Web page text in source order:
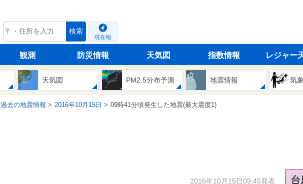
tenki.jp 検索
現在地
観測 防災情報 天気図 指数情報 レジャー
天気図 PM2.5分布予測 地震情報 気
過去の地震情報 2016年10月15日 09時41分頃発生した地震(最大震度1)
2016年10月15日09:45発表